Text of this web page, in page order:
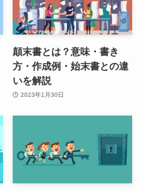
顛末書とは？意味・書き
方・作成例・始末書との違
いを解説
2023年1月30日